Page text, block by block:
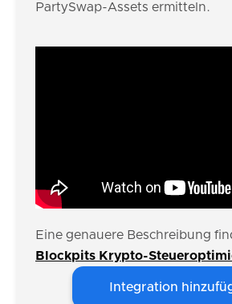
PartySwap-Assets ermitteln.
Eine genauere Beschreibung
Blockpits Krypto-
Integration